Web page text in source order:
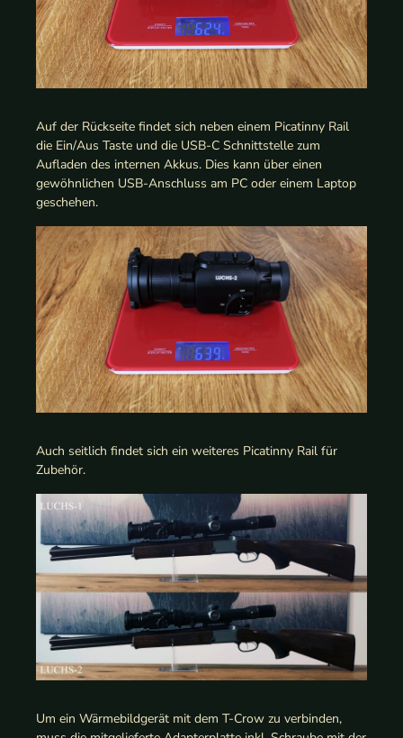
Auf der Rückseite findet sich neben einem Picatinny Rail
die Ein/Aus Taste und die USB-C Schnittstelle zum
Aufladen des internen Akkus. Dies kann über einen
gewöhnlichen USB-Anschluss am PC oder einem Laptop
geschehen.
Auch seitlich findet sich ein weiteres Picatinny Rail für
Zubehör.
Um ein Wärmebildgerät mit dem T-Crow zu verbinden,